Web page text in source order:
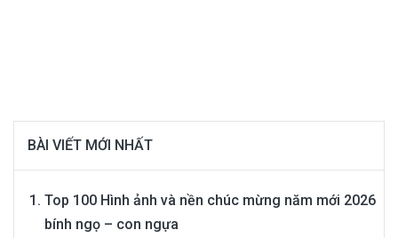
BÀI VIẾT MỚI NHẤT
Top 100 Hình ảnh và nền chúc mừng năm mới 2026
bính ngọ – con ngựa